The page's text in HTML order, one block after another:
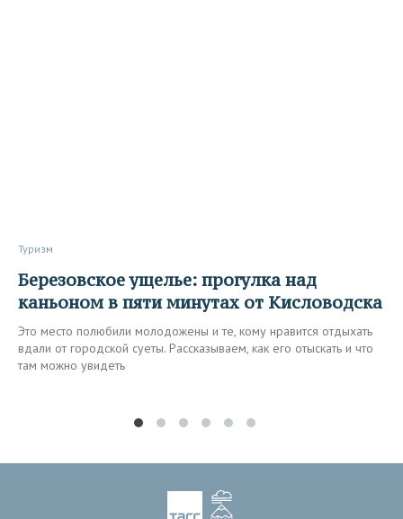
Туризм
Березовское ущелье: прогулка над
каньоном в пяти минутах от Кисловодска
Это место полюбили молодожены и те, кому нравится отдыхать
вдали от городской суеты. Рассказываем, как его отыскать и что
там можно увидеть